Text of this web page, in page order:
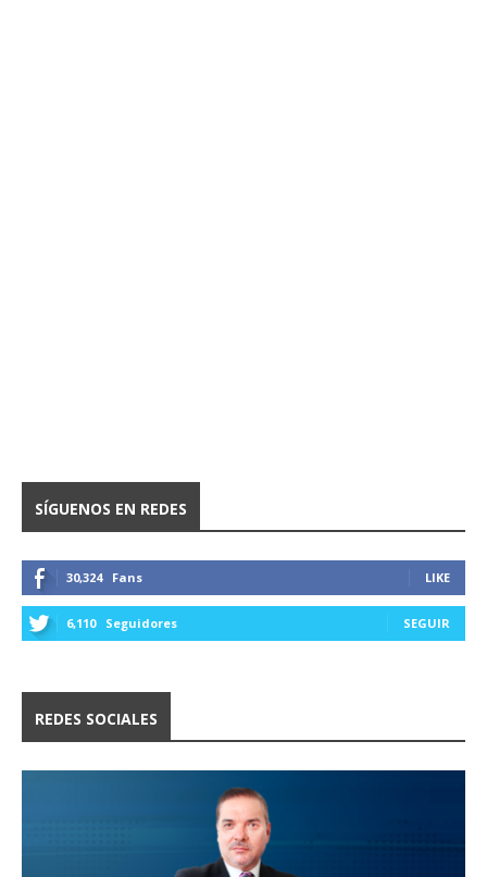
SÍGUENOS EN REDES
30,324 Fans LIKE
6,110 Seguidores SEGUIR
REDES SOCIALES